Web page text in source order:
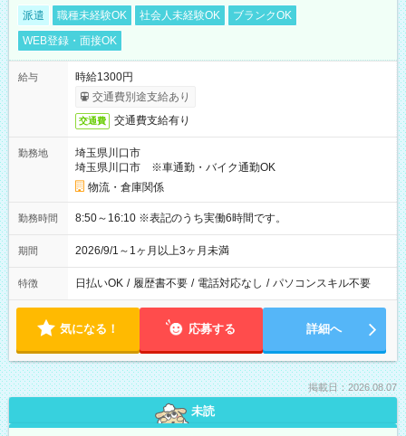
派遣 職種未経験OK 社会人未経験OK
ブランクOK
WEB登録・面接OK
給与
時給1300円
交通費別途支給あり
交通費 交通費支給有り
勤務地
埼玉県川口市
埼玉県川口市 ※車通勤・バイク通勤OK
物流・倉庫関係
勤務時間 8:50～16:10 ※表記のうち実働6時間です。
期間 2026/9/1～1ヶ月以上3ヶ月未満
特徴 日払いOK / 履歴書不要 / 電話対応なし / パソコンスキル不要
気になる！ 応募する 詳細へ
掲載日：2026.08.07
未読